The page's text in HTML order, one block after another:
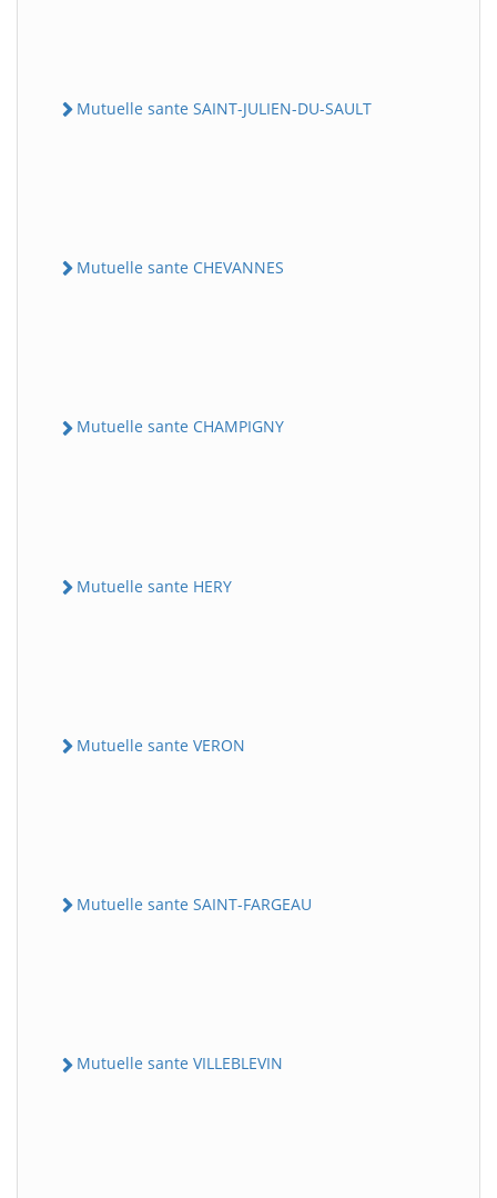
Mutuelle sante SAINT-JULIEN-DU-SAULT
Mutuelle sante CHEVANNES
Mutuelle sante CHAMPIGNY
Mutuelle sante HERY
Mutuelle sante VERON
Mutuelle sante SAINT-FARGEAU
Mutuelle sante VILLEBLEVIN